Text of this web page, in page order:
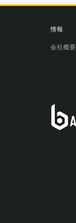
情報
会社概要